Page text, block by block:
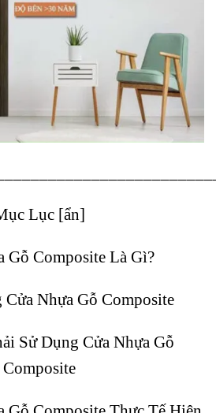
Lục [ẩn]
Gỗ Composite Là Gì?
Nhựa Gỗ Composite
Sử Dụng Cửa Nhựa Gỗ
Composite